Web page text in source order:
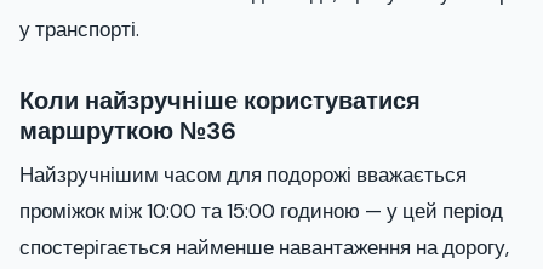
у транспорті.
Коли найзручніше користуватися
маршруткою №36
Найзручнішим часом для подорожі вважається
проміжок між 10:00 та 15:00 годиною — у цей період
спостерігається найменше навантаження на дорогу,